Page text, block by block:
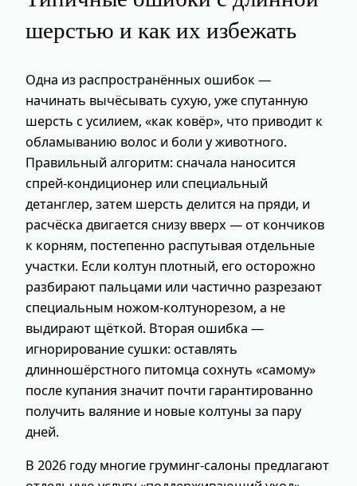
шерстью и как их избежать
Одна из распространённых ошибок —
начинать вычёсывать сухую, уже спутанную
шерсть с усилием, «как ковёр», что приводит к
обламыванию волос и боли у животного.
Правильный алгоритм: сначала наносится
спрей‑кондиционер или специальный
детанглер, затем шерсть делится на пряди, и
расчёска двигается снизу вверх — от кончиков
к корням, постепенно распутывая отдельные
участки. Если колтун плотный, его осторожно
разбирают пальцами или частично разрезают
специальным ножом‑колтунорезом, а не
выдирают щёткой. Вторая ошибка —
игнорирование сушки: оставлять
длинношёрстного питомца сохнуть «самому»
после купания значит почти гарантированно
получить валяние и новые колтуны за пару
дней.
В 2026 году многие груминг‑салоны предлагают